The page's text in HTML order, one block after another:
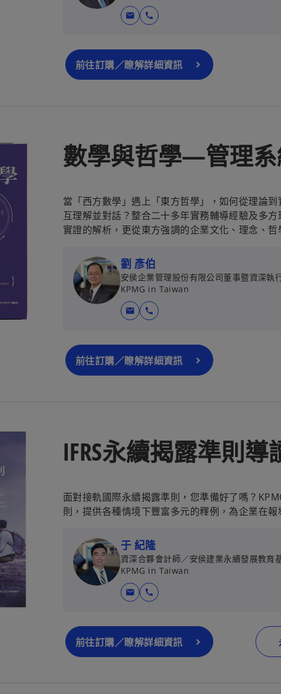
mail call
前往訂購／瞭解詳細資訊
籤
中
數學與哲學—管理
當「西方數學」遇上「東方哲學」，如何從理論
互理解並對話？整合二十多年實務輔導經驗及多
實證的解析，更從東方強調的企業文化、理念、哲
劉 彥伯
安侯企業管理股份有限公司董事暨資深執
KPMG in Taiwan
mail call
前往訂購／瞭解詳細資訊
籤
中
IFRS永續揭露準則
面對接軌國際永續揭露準則，您準備好了嗎？
則，提供各種情境下豐富多元的釋例，為企業在
于 紀隆
資深合夥會計師／安侯建業永續發展教育
KPMG in Taiwan
mail call
前往訂購／瞭解詳細資訊
籤
中